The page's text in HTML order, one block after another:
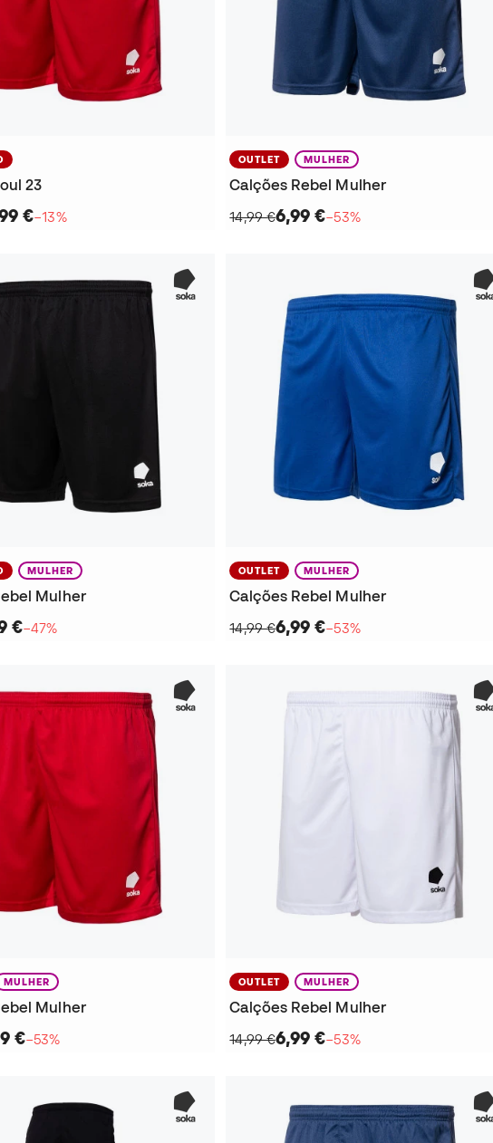
23
€−13%
OUTLET MULHER
Calções Rebel Mulher
14,99 €6,99 €−53%
MULHER
Mulher
€−47%
OUTLET MULHER
Calções Rebel Mulher
14,99 €6,99 €−53%
MULHER
Mulher
€−53%
OUTLET MULHER
Calções Rebel Mulher
14,99 €6,99 €−53%